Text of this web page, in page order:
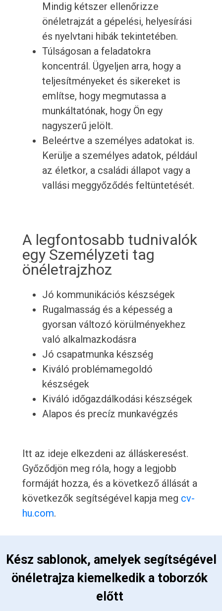
Mindig kétszer ellenőrizze
önéletrajzát a gépelési, helyesírási
és nyelvtani hibák tekintetében.
Túlságosan a feladatokra
koncentrál. Ügyeljen arra, hogy a
teljesítményeket és sikereket is
említse, hogy megmutassa a
munkáltatónak, hogy Ön egy
nagyszerű jelölt.
Beleértve a személyes adatokat is.
Kerülje a személyes adatok, például
az életkor, a családi állapot vagy a
vallási meggyőződés feltüntetését.
A legfontosabb tudnivalók
egy Személyzeti tag
önéletrajzhoz
Jó kommunikációs készségek
Rugalmasság és a képesség a
gyorsan változó körülményekhez
való alkalmazkodásra
Jó csapatmunka készség
Kiváló problémamegoldó
készségek
Kiváló időgazdálkodási készségek
Alapos és precíz munkavégzés
Itt az ideje elkezdeni az álláskeresést.
Győződjön meg róla, hogy a legjobb
formáját hozza, és a következő állását a
következők segítségével kapja meg cv-
hu.com.
önéletrajza kiemelkedik a toborzók
előtt